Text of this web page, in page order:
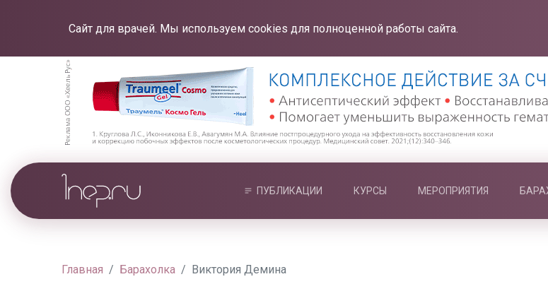
Сайт для врачей. Мы используем cookies для полноценной работы сайта.
ПУБЛИКАЦИИ КУРСЫ МЕРОПРИЯТИЯ
Главная Барахолка Виктория Демина